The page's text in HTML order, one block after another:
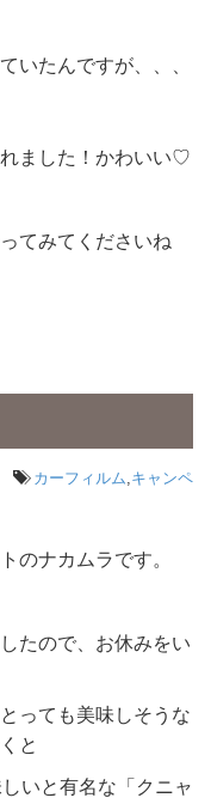
いたんですが、、、
ました！かわいい♡
てみてくださいね
カーフィルム,キャンペ
のナカムラです。
たので、お休みをい
っても美味しそうな
と
いと有名な「クニャ